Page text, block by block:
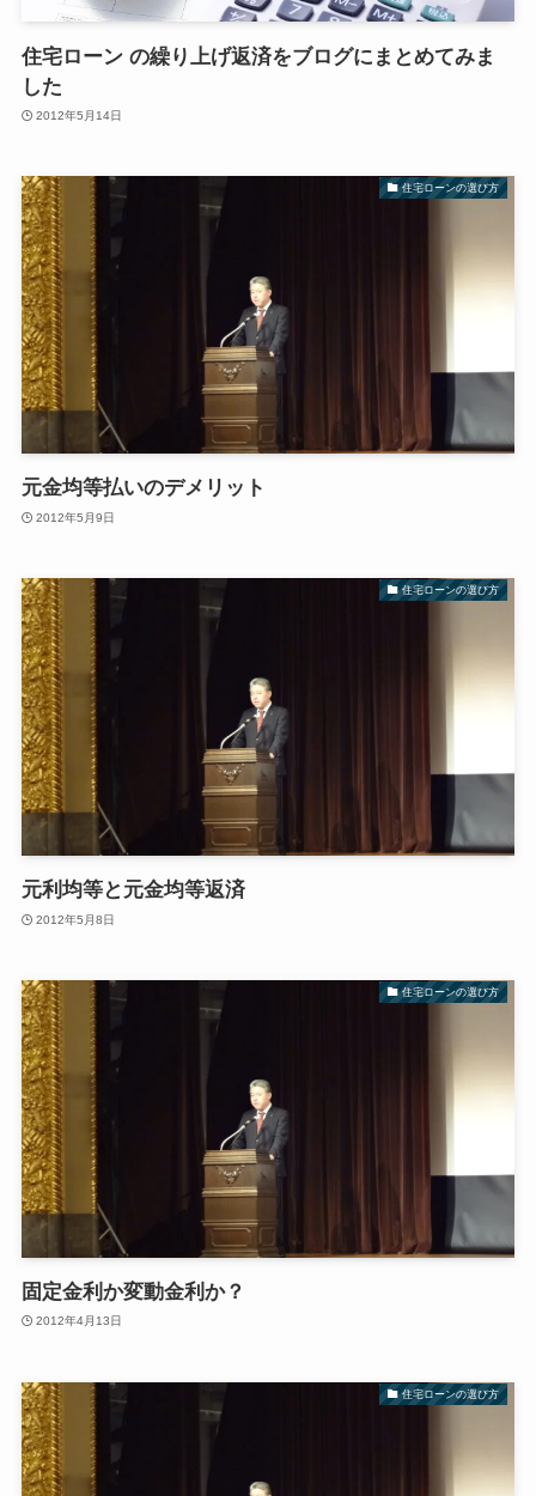
住宅ローン の繰り上げ返済をブログにまとめてみま
した
2012年5月14日
住宅ローンの選び方
元金均等払いのデメリット
2012年5月9日
住宅ローンの選び方
元利均等と元金均等返済
2012年5月8日
住宅ローンの選び方
固定金利か変動金利か？
2012年4月13日
住宅ローンの選び方